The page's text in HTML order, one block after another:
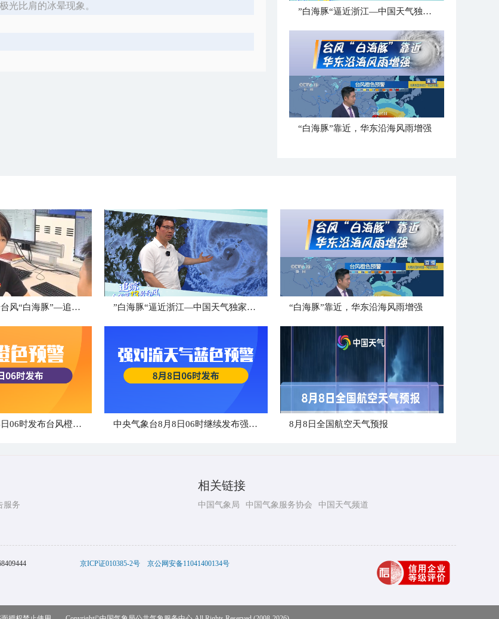
光比肩的冰晕现象。
”白海豚“逼近浙江—中国天气独家解读
“白海豚”靠近，华东沿海风雨增强
追踪今年第13号台风“白海豚”—追风小组台州最新消息 ”白海豚“逼近浙江—中国天气独家解读 “白海豚”靠近，华东沿海风雨增强
中央气象台8月8日06时发布台风橙色预警 中央气象台8月8日06时继续发布强对流天气蓝色预警 8月8日全国航空天气预报
服务
相关链接
中国气象局 中国气象服务协会 中国天气频道
京ICP证010385-2号 京公网安备11041400134号